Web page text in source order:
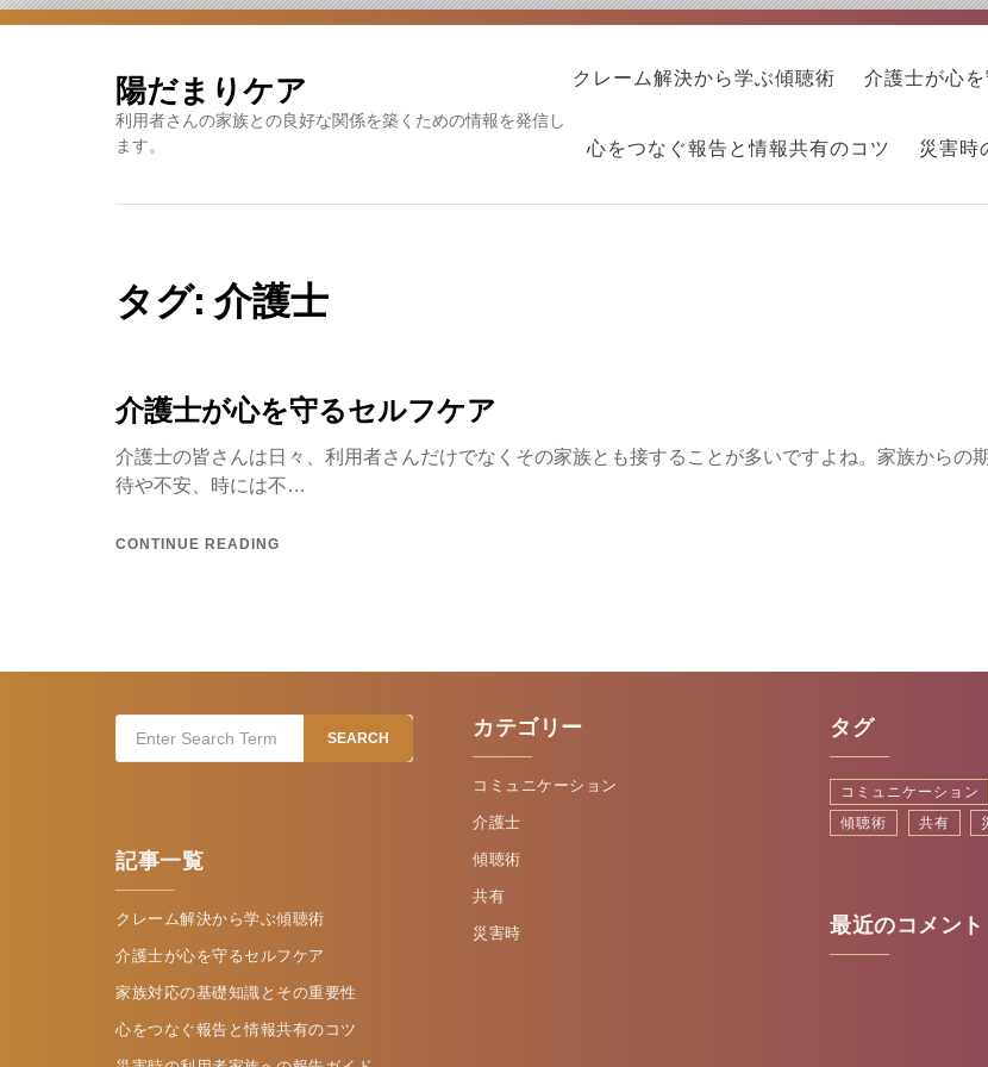
Skip
陽だまりケア
利用者さんの家族との良好な関係を築くための情報を発信し
ます。
クレーム解決から学ぶ傾聴術 介護士が心
心をつなぐ報告と情報共有のコツ 災害時
タグ: 介護士
介護士が心を守るセルフケア
介護士の皆さんは日々、利用者さんだけでなくその家族とも接することが多いですよね。家族からの期
待や不安、時には不…
CONTINUE READING
for:
SEARCH
記事一覧
クレーム解決から学ぶ傾聴術
介護士が心を守るセルフケア
家族対応の基礎知識とその重要性
心をつなぐ報告と情報共有のコツ
カテゴリー
コミュニケーション
介護士
傾聴術
共有
災害時
タグ
コミュニケーション
傾聴術
共有
最近のコメント